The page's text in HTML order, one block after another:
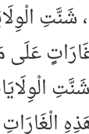
شَنَّتِ
عَلَى